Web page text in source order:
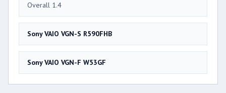
Overall 1.4
Sony VAIO VGN-S R590FHB
Sony VAIO VGN-F W53GF